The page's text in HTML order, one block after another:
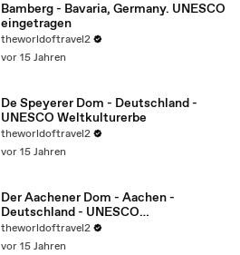
Bamberg - Bavaria, Germany. UNESCO
eingetragen
theworldoftravel2
vor 15 Jahren
De Speyerer Dom - Deutschland -
UNESCO Weltkulturerbe
theworldoftravel2
vor 15 Jahren
Der Aachener Dom - Aachen -
Deutschland - UNESCO
Weltkulturerbe
theworldoftravel2
vor 15 Jahren